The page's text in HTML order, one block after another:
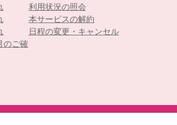
のご確
利用状況の照会
本サービスの解約
日程の変更・キャンセル